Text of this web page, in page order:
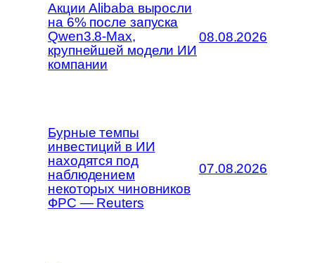
Акции Alibaba выросли
на 6% после запуска
Qwen3.8-Max,
крупнейшей модели ИИ
компании
08.08.2026
Бурные темпы
инвестиций в ИИ
находятся под
наблюдением
некоторых чиновников
ФРС — Reuters
07.08.2026